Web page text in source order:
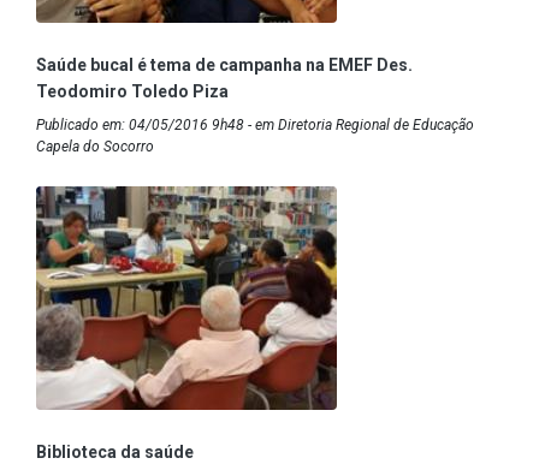
Saúde bucal é tema de campanha na EMEF Des.
Teodomiro Toledo Piza
Publicado em: 04/05/2016 9h48 - em Diretoria Regional de Educação
Capela do Socorro
Biblioteca da saúde